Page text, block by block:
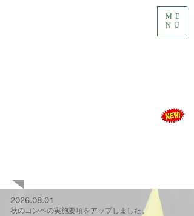
ME
NU
2026.08.01
​秋のコンペの実施要項をアップしました。